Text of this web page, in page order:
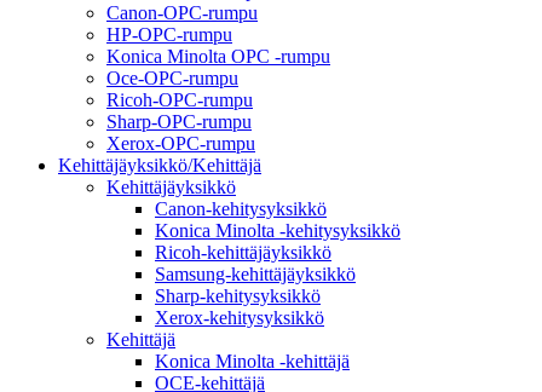
Canon-OPC-rumpu
HP-OPC-rumpu
Konica Minolta OPC -rumpu
Oce-OPC-rumpu
Ricoh-OPC-rumpu
Sharp-OPC-rumpu
Xerox-OPC-rumpu
Kehittäjäyksikkö/Kehittäjä
Kehittäjäyksikkö
Canon-kehitysyksikkö
Konica Minolta -kehitysyksikkö
Ricoh-kehittäjäyksikkö
Samsung-kehittäjäyksikkö
Sharp-kehitysyksikkö
Xerox-kehitysyksikkö
Kehittäjä
Konica Minolta -kehittäjä
OCE-kehittäjä